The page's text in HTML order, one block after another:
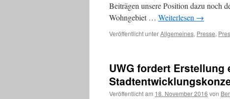
Beiträgen unsere Position dazu noch
Wohngebiet … Weiterlesen →
Veröffentlicht unterAllgemeines, Presse,
UWG fordert
Veröffentlicht am 18. November 2016 von